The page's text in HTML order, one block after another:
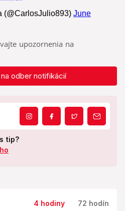
upozornenia na
odber notifikácií
tip?
4 hodiny 72 hodín